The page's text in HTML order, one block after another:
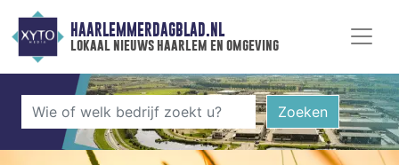
HAARLEMMERDAGBLAD.NL
lokaal nieuws haarlem en omgeving
Zoeken